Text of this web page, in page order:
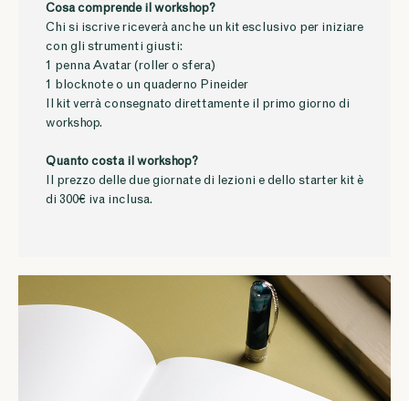
Cosa comprende il workshop?
Chi si iscrive riceverà anche un kit esclusivo per iniziare
con gli strumenti giusti:
1 penna Avatar (roller o sfera)
1 blocknote o un quaderno Pineider
Il kit verrà consegnato direttamente il primo giorno di
workshop.
Quanto costa il workshop?
Il prezzo delle due giornate di lezioni e dello starter kit è
di 300€ iva inclusa.